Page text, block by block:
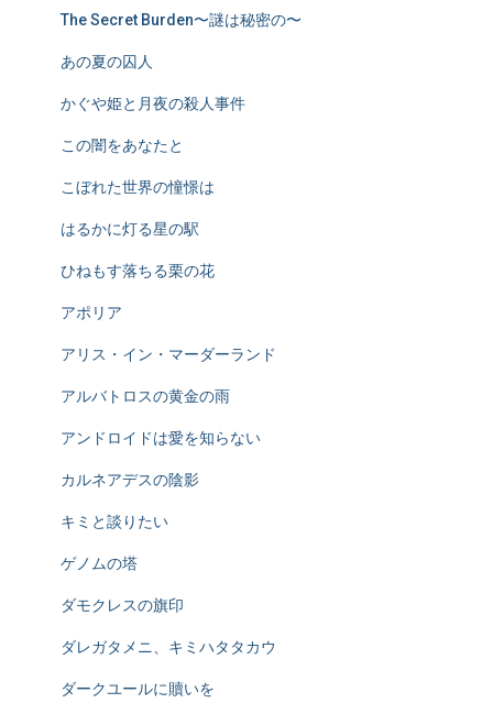
The Secret Burden〜謎は秘密の〜
あの夏の囚人
かぐや姫と月夜の殺人事件
この闇をあなたと
こぼれた世界の憧憬は
はるかに灯る星の駅
ひねもす落ちる栗の花
アポリア
アリス・イン・マーダーランド
アルバトロスの黄金の雨
アンドロイドは愛を知らない
カルネアデスの陰影
キミと談りたい
ゲノムの塔
ダモクレスの旗印
ダレガタメニ、キミハタタカウ
ダークユールに贖いを